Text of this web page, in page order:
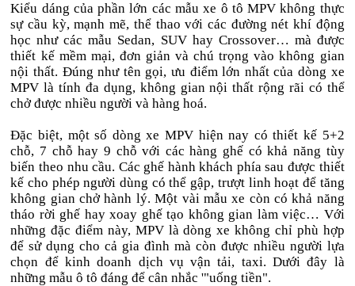
Kiểu dáng của phần lớn các mẫu xe ô tô MPV không thực
sự cầu kỳ, mạnh mẽ, thể thao với các đường nét khí động
học như các mẫu Sedan, SUV hay Crossover… mà được
thiết kế mềm mại, đơn giản và chú trọng vào không gian
nội thất. Đúng như tên gọi, ưu điểm lớn nhất của dòng xe
MPV là tính đa dụng, không gian nội thất rộng rãi có thể
chở được nhiều người và hàng hoá.
Đặc biệt, một số dòng xe MPV hiện nay có thiết kế 5+2
chỗ, 7 chỗ hay 9 chỗ với các hàng ghế có khả năng tùy
biến theo nhu cầu. Các ghế hành khách phía sau được thiết
kế cho phép người dùng có thể gập, trượt linh hoạt để tăng
không gian chở hành lý. Một vài mẫu xe còn có khả năng
tháo rời ghế hay xoay ghế tạo không gian làm việc… Với
những đặc điểm này, MPV là dòng xe không chỉ phù hợp
để sử dụng cho cả gia đình mà còn được nhiều người lựa
chọn để kinh doanh dịch vụ vận tải, taxi. Dưới đây là
những mẫu ô tô đáng để cân nhắc '"uống tiền".